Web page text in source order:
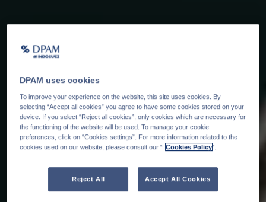
DPAM uses cookies
To improve your experience on the website, this site uses cookies. By
selecting “Accept all cookies” you agree to have some cookies stored on your
device. If you select “Reject all cookies”, only cookies which are necessary for
the functioning of the website will be used. To manage your cookie
preferences, click on “Cookies settings”. For more information related to the
cookies used on our website, please consult our “ Cookies Policy".
Reject All Accept All Cookies